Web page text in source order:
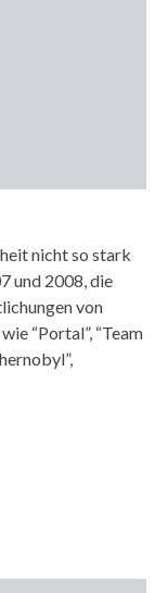
nicht so stark
und 2008, die
von
“Portal”, “Team